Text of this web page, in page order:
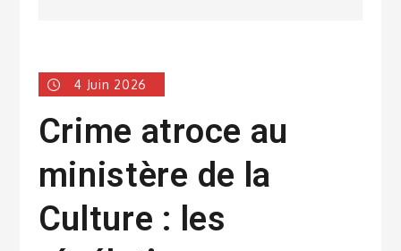
4 Juin 2026
Crime atroce au
ministère de la
Culture : les